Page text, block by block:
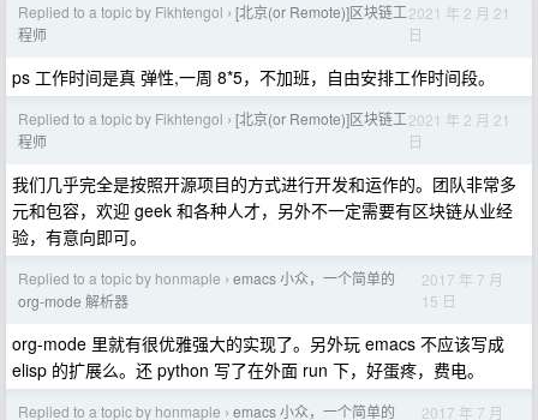
Replied to a topic by Fikhtengol › [北京(or Remote)]区块链工
程师
2021 年 2 月 21
日
ps 工作时间是真 弹性,一周 8*5，不加班，自由安排工作时间段。
Replied to a topic by Fikhtengol › [北京(or Remote)]区块链工
程师
2021 年 2 月 21
日
我们几乎完全是按照开源项目的方式进行开发和运作的。团队非常多
元和包容，欢迎 geek 和各种人才，另外不一定需要有区块链从业经
验，有意向即可。
Replied to a topic by honmaple › emacs 小众，一个简单的
org-mode 解析器
2017 年 7 月
15 日
org-mode 里就有很优雅强大的实现了。另外玩 emacs 不应该写成
elisp 的扩展么。还 python 写了在外面 run 下，好蛋疼，费电。
Replied to a topic by honmaple › emacs 小众，一个简单的 2017 年 7 月